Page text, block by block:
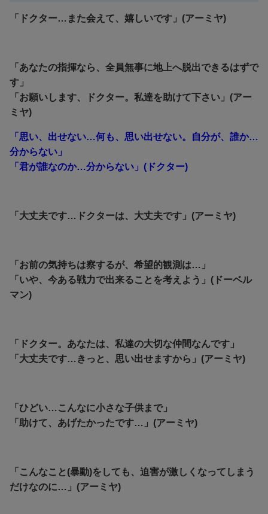
「ドクター…また会えて、嬉しいです」(アーミヤ)
「あなたの指揮なら、全員無事に地上へ脱出できるはずで
す」
「お願いします、ドクター。私達を助けて下さい」(アー
ミヤ)
「思い、出せない…何も、思い出せない。自分が、誰か…
分からない」
「君が誰なのか…分からない」(ドクター)
「大丈夫です…ドクターは、大丈夫です」(アーミヤ)
「お前の気持ちは察するが、希望的観測は…」
「いや、今ある戦力で出来ることを考えよう」(ドーベル
マン)
「ドクター。あなたは、私達の大切な仲間なんです」
「大丈夫です…きっと、思い出せますから」(アーミヤ)
「ひどい…こんなに小さな子供まで」
「助けて、あげたかったです…」(アーミヤ)
「こんなこと(暴動)をしても、迫害が激しくなってしまう
だけなのに…」(アーミヤ)